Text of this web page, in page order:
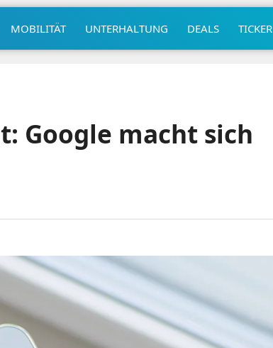
MOBILITÄT UNTERHALTUNG DEALS TICKER
Google macht sich